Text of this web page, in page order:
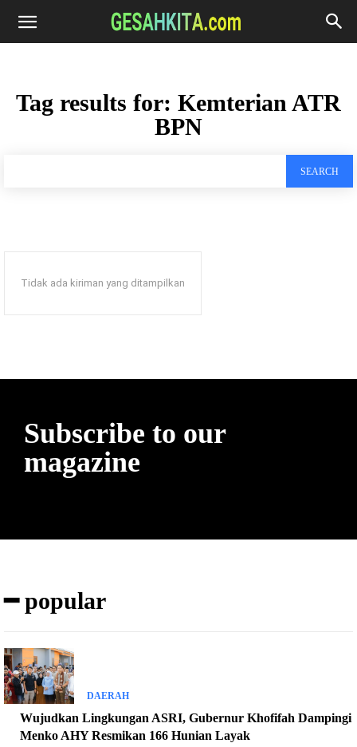
Tag results for: Kemterian ATR
BPN
SEARCH
Tidak ada kiriman yang ditampilkan
Subscribe to our
magazine
━ popular
DAERAH
Wujudkan Lingkungan ASRI, Gubernur Khofifah Dampingi
Menko AHY Resmikan 166 Hunian Layak